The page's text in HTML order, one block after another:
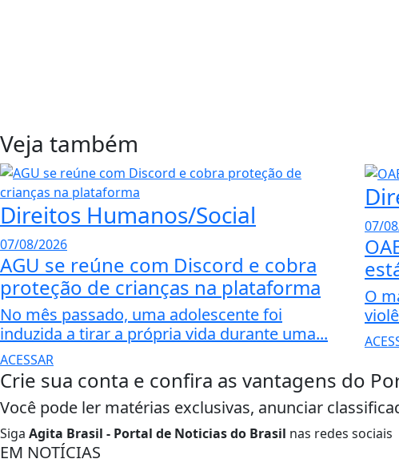
Veja também
Direitos Humanos/Social
07/08/2026
AGU se reúne com Discord e cobra
proteção de crianças na plataforma
No mês passado, uma adolescente foi
induzida a tirar a própria vida durante uma...
ACESSAR
07/
O
Crie sua conta e confira as vantagens do
Você pode ler matérias exclusivas, anunciar
Siga Agita Brasil - Portal de Noticias do Brasil nas redes sociais
EM NOTÍCIAS